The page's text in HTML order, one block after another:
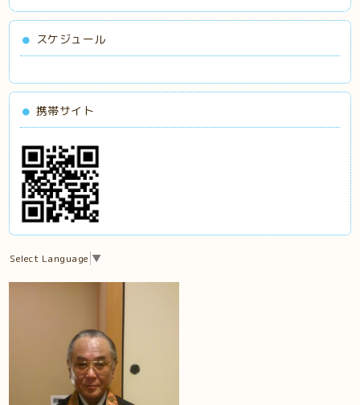
スケジュール
携帯サイト
Select Language ▼